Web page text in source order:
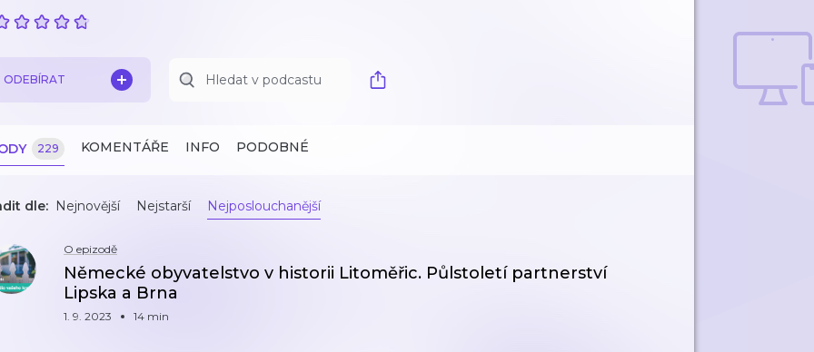
ODEBÍRAT
229 KOMENTÁŘE INFO PODOBNÉ
dle: Nejnovější Nejstarší Nejposlouchanější
O epizodě
Německé obyvatelstvo v historii Litoměřic. Půlstoletí partnerství
Lipska a Brna
1. 9. 2023 14 min